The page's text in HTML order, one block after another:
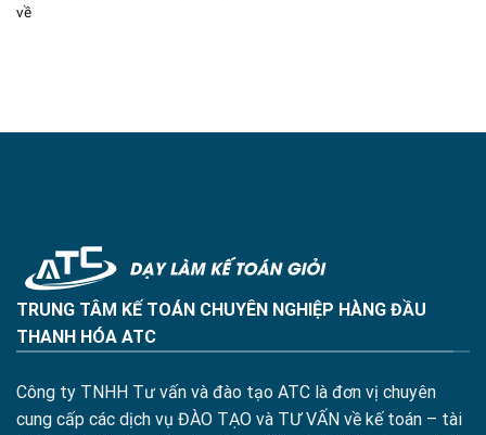
về
TRUNG TÂM KẾ TOÁN CHUYÊN NGHIỆP HÀNG ĐẦU
THANH HÓA ATC
Công ty TNHH Tư vấn và đào tạo ATC là đơn vị chuyên
cung cấp các dịch vụ ĐÀO TẠO và TƯ VẤN về kế toán – tài